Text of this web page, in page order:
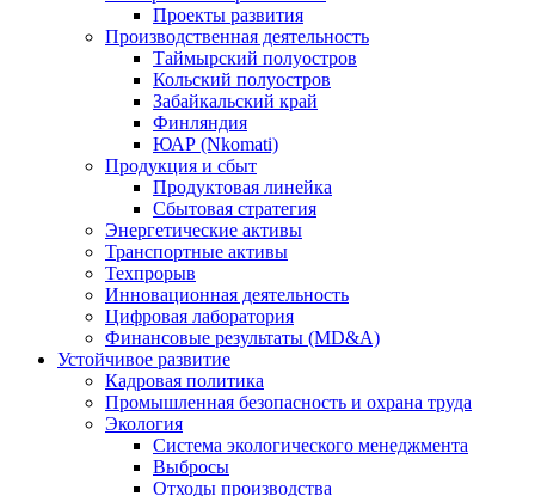
Проекты развития
Производственная деятельность
Таймырский полуостров
Кольский полуостров
Забайкальский край
Финляндия
ЮАР (Nkomati)
Продукция и сбыт
Продуктовая линейка
Сбытовая стратегия
Энергетические активы
Транспортные активы
Техпрорыв
Инновационная деятельность
Цифровая лаборатория
Финансовые результаты (MD&A)
Устойчивое развитие
Кадровая политика
Промышленная безопасность и охрана труда
Экология
Система экологического менеджмента
Выбросы
Отходы производства